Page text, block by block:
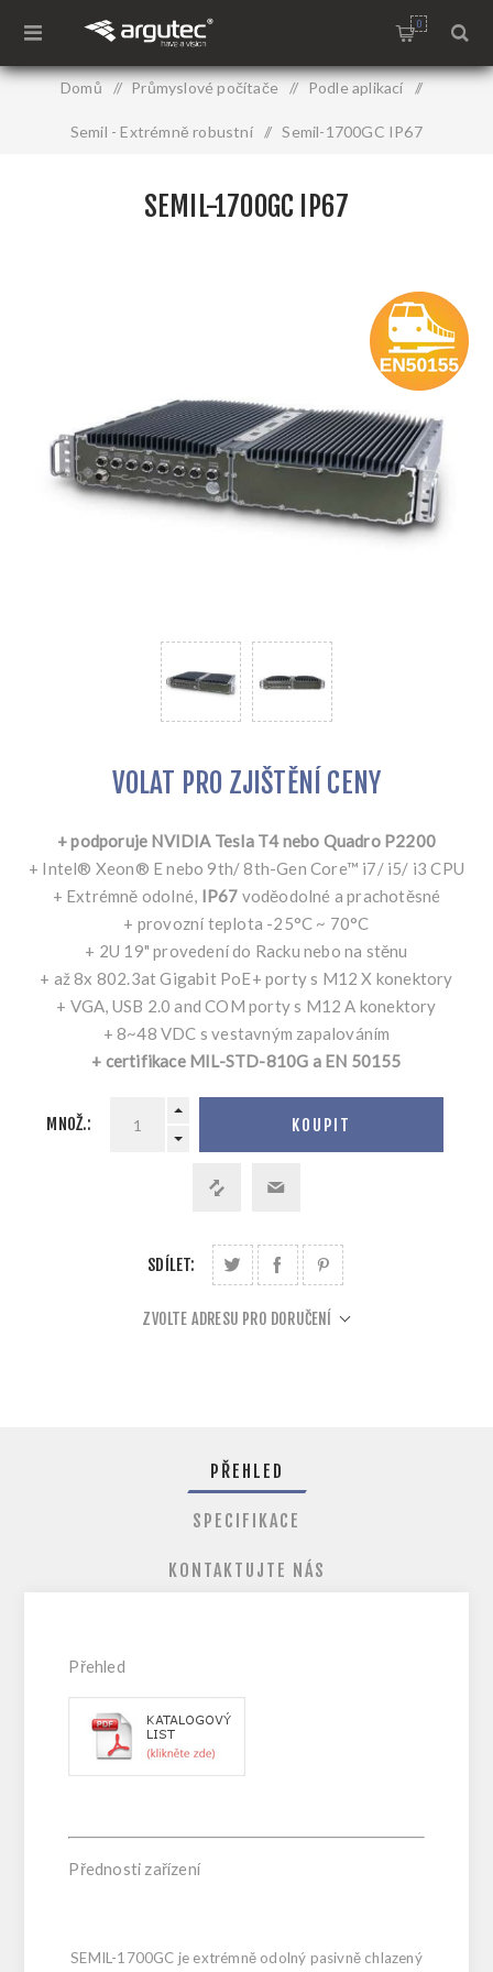
0
Domů / Průmyslové počítače / Podle aplikací /
Semil - Extrémně robustní / Semil-1700GC IP67
SEMIL-1700GC IP67
VOLAT PRO ZJIŠTĚNÍ CENY
+ podporuje NVIDIA Tesla T4 nebo Quadro P2200
+ Intel® Xeon® E nebo 9th/ 8th-Gen Core™ i7/ i5/ i3 CPU
+ Extrémně odolné, IP67 voděodolné a prachotěsné
+ provozní teplota -25°C ~ 70°C
+ 2U 19" provedení do Racku nebo na stěnu
+ až 8x 802.3at Gigabit PoE+ porty s M12 X konektory
+ VGA, USB 2.0 and COM porty s M12 A konektory
+ 8~48 VDC s vestavným zapalováním
+ certifikace MIL-STD-810G a EN 50155
MNOŽ.: KOUPIT
SDÍLET:
ZVOLTE ADRESU PRO DORUČENÍ
PŘEHLED
SPECIFIKACE
KONTAKTUJTE NÁS
Přehled
Přednosti zařízení
SEMIL-1700GC je extrémně odolný pasivně chlazený